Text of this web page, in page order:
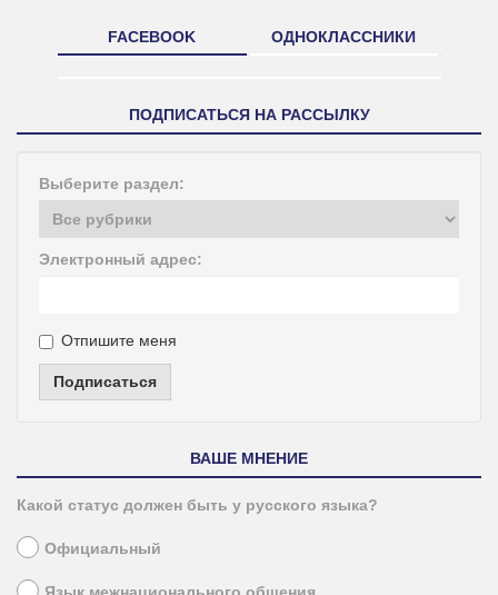
FACEBOOK ОДНОКЛАССНИКИ
ПОДПИСАТЬСЯ НА РАССЫЛКУ
Выберите раздел:
Электронный адрес:
Отпишите меня
Подписаться
ВАШЕ МНЕНИЕ
Какой статус должен быть у русского языка?
Официальный
Язык межнационального общения